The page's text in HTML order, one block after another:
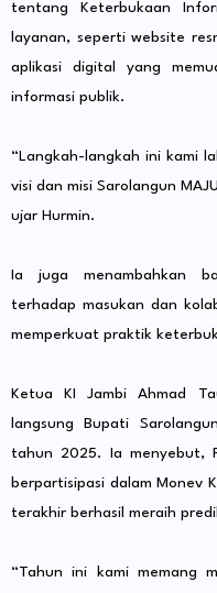
tentang Keterbukaan
layanan, seperti website
aplikasi digital yang
informasi publik.
“Langkah-langkah ini kami
visi dan misi Sarolangun
ujar Hurmin.
Ia juga menambahkan
terhadap masukan dan
memperkuat praktik
Ketua KI Jambi Ahmad
langsung Bupati
tahun 2025. Ia menyebut,
berpartisipasi dalam Monev
terakhir berhasil meraih
“Tahun ini kami memang